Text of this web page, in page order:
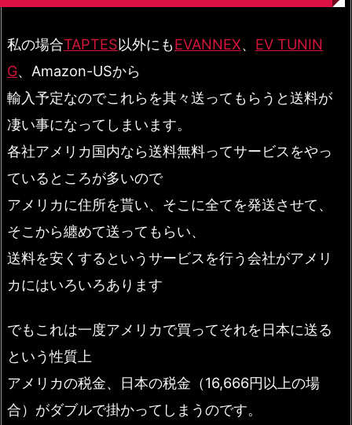
私の場合TAPTES以外にもEVANNEX、 EV TUNIN
G、Amazon-USから
輸入予定なのでこれらを其々送ってもらうと送料が
凄い事になってしまいます。
各社アメリカ国内なら送料無料ってサービスをやっ
ているところが多いので
アメリカに住所を貰い、そこに全てを発送させて、
そこから纏めて送ってもらい、
送料を安くするというサービスを行う会社がアメリ
カにはいろいろあります
でもこれは一度アメリカで買ってそれを日本に送る
という性質上
アメリカの税金、日本の税金（16,666円以上の場
合）がダブルで掛かってしまうのです。